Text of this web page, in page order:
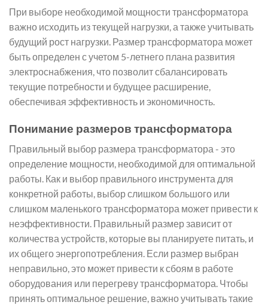
При выборе необходимой мощности трансформатора
важно исходить из текущей нагрузки, а также учитывать
будущий рост нагрузки. Размер трансформатора может
быть определен с учетом 5-летнего плана развития
электроснабжения, что позволит сбалансировать
текущие потребности и будущее расширение,
обеспечивая эффективность и экономичность.
Понимание размеров трансформатора
Правильный выбор размера трансформатора - это
определение мощности, необходимой для оптимальной
работы. Как и выбор правильного инструмента для
конкретной работы, выбор слишком большого или
слишком маленького трансформатора может привести к
неэффективности. Правильный размер зависит от
количества устройств, которые вы планируете питать, и
их общего энергопотребления. Если размер выбран
неправильно, это может привести к сбоям в работе
оборудования или перегреву трансформатора. Чтобы
принять оптимальное решение, важно учитывать такие